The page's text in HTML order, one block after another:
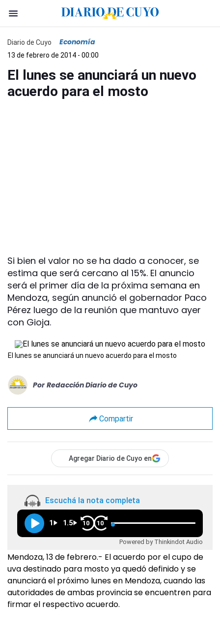
Diario de Cuyo Economía
13 de febrero de 2014 - 00:00
El lunes se anunciará un nuevo
acuerdo para el mosto
Si bien el valor no se ha dado a conocer, se
estima que será cercano al 15%. El anuncio
será el primer día de la próxima semana en
Mendoza, según anunció el gobernador Paco
Pérez luego de la reunión que mantuvo ayer
con Gioja.
El lunes se anunciará un nuevo acuerdo para el mosto
Por Redacción Diario de Cuyo
Compartir
Agregar Diario de Cuyo en
Escuchá la nota completa
1 1.5 10 10
Powered by Thinkindot Audio
Mendoza, 13 de febrero.- El acuerdo por el cupo de
uva destinado para mosto ya quedó definido y se
anunciará el próximo lunes en Mendoza, cuando las
autoridades de ambas provincia se encuentren para
firmar el respectivo acuerdo.